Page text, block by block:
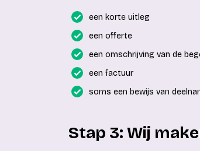
een korte uitleg
een offerte
een omschrijving van de
een factuur
soms een bewijs van
Stap 3: Wij